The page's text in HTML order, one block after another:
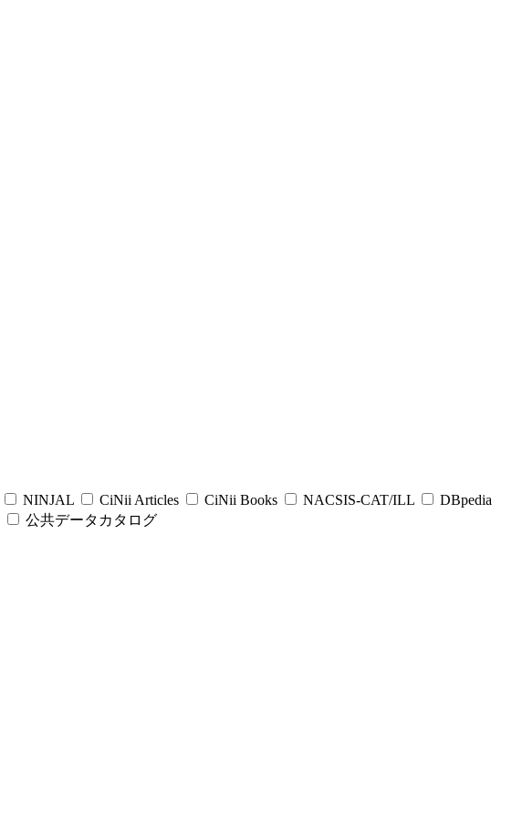
NINJAL CiNii Articles CiNii Books NACSIS-CAT/ILL
DBpedia
公共データカタログ